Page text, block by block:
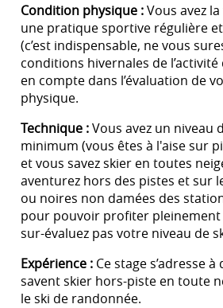
Condition physique :Vous avez
une pratique sportive régulière
(c’est indispensable, ne vous
conditions hivernales de
en compte dans l’évaluation de
physique.
Technique :Vous avez un niveau
minimum (vous êtes à l'aise sur
et vous savez skier en toutes
aventurez hors des pistes et sur
ou noires non damées des
pour pouvoir profiter pleinement
sur-évaluez pas votre niveau de
Expérience : Ce stage s’adresse
savent skier hors-piste en toute
le ski de randonnée.